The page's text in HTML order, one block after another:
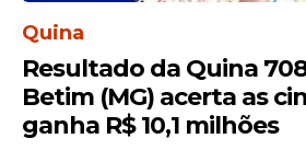
Quina
Resultado da Quina
Betim (MG) acerta as
ganha R$ 10,1 milhões